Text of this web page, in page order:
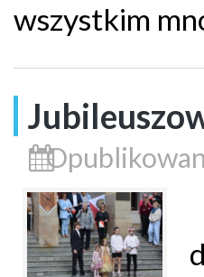
wszystkim